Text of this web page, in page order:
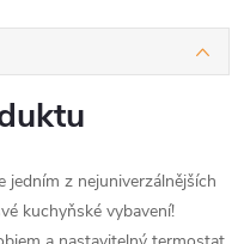
jedním z nejuniverzálnějších
kuchyňské vybavení!